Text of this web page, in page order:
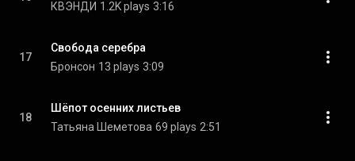
КВЭНДИ 1.2K plays 3:16
17
Свобода серебра
Бронсон 13 plays 3:09
18
Шёпот осенних листьев
Татьяна Шеметова 69 plays 2:51